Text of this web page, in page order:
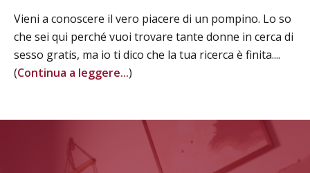
Vieni a conoscere il vero piacere di un pompino. Lo so
che sei qui perché vuoi trovare tante donne in cerca di
sesso gratis, ma io ti dico che la tua ricerca è finita....
(Continua a leggere...)